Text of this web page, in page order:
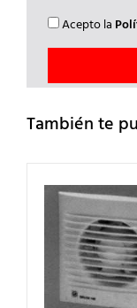
Acepto la
También te